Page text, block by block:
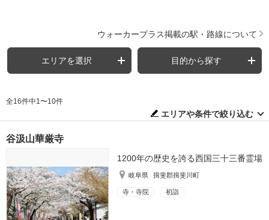
ウォーカープラス掲載の駅・路線について
エリアを選択 目的から探す
全16件中1〜10件
エリアや条件で絞り込む
谷汲山華厳寺
1200年の歴史を誇る西国三十三番霊場
岐阜県 揖斐郡揖斐川町
寺・寺院 初詣